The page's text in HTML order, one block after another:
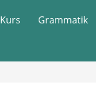
Kurs Grammatik